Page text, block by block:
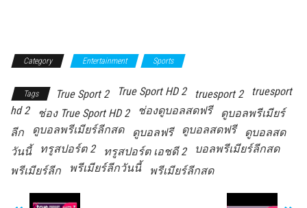
Category Entertainment Sports
Tags True Sport 2 True Sport HD 2 truesport 2
truesport
hd 2
ช่อง True Sport HD 2 ช่องดูบอลสดฟรี
ดูบอลพรีเมียร์
ลีก
ดูบอลพรีเมียร์ลีกสด ดูบอลฟรี ดูบอลสดฟรี
ดูบอลสด
วันนี้
ทรูสปอร์ต 2 ทรูสปอร์ต เอชดี 2
บอลพรีเมียร์ลีกสด
พรีเมียร์ลีก
พรีเมียร์ลีกวันนี้ พรีเมียร์ลีกสด